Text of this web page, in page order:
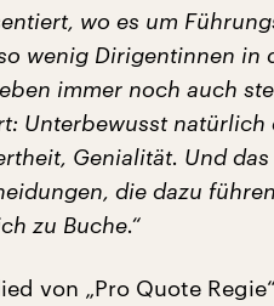
wo es um
wenig Dirigentinnen in
immer noch auch
Unterbewusst natürlich
Genialität. Und
die dazu
zu Buche.“
von „Pro Quote